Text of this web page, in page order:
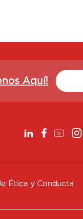
Aquí!
Ética y Conducta